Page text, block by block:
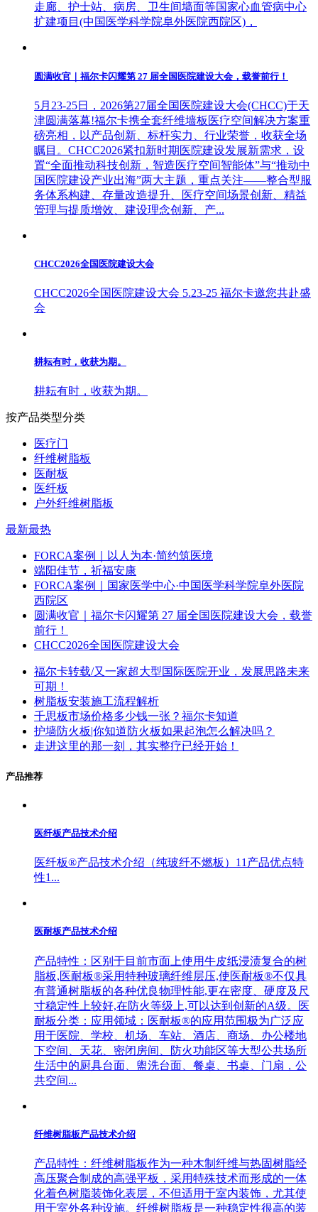
走廊、护士站、病房、卫生间墙面等国家心血管病中心
扩建项目(中国医学科学院阜外医院西院区)，
圆满收官｜福尔卡闪耀第 27 届全国医院建设大会，载誉前行！
5月23-25日，2026第27届全国医院建设大会(CHCC)于天
津圆满落幕!福尔卡携全套纤维墙板医疗空间解决方案重
磅亮相，以产品创新、标杆实力、行业荣誉，收获全场
瞩目。CHCC2026紧扣新时期医院建设发展新需求，设
置“全面推动科技创新，智造医疗空间智能体”与“推动中
国医院建设产业出海”两大主题，重点关注——整合型服
务体系构建、存量改造提升、医疗空间场景创新、精益
管理与提质增效、建设理念创新、产...
CHCC2026全国医院建设大会
CHCC2026全国医院建设大会 5.23-25 福尔卡邀您共赴盛
会
耕耘有时，收获为期。
耕耘有时，收获为期。
按产品类型分类
医疗门
纤维树脂板
医耐板
医纤板
户外纤维树脂板
最新最热
FORCA案例｜以人为本·简约筑医境
端阳佳节，祈福安康
FORCA案例｜国家医学中心·中国医学科学院阜外医院
西院区
圆满收官｜福尔卡闪耀第 27 届全国医院建设大会，载誉
前行！
CHCC2026全国医院建设大会
福尔卡转载/又一家超大型国际医院开业，发展思路未来
可期！
树脂板安装施工流程解析
千思板市场价格多少钱一张？福尔卡知道
护墙防火板|你知道防火板如果起泡怎么解决吗？
走进这里的那一刻，其实整疗已经开始！
产品推荐
医纤板产品技术介绍
医纤板®产品技术介绍（纯玻纤不燃板）11产品优点特
性1...
医耐板产品技术介绍
产品特性：区别于目前市面上使用牛皮纸浸渍复合的树
脂板,医耐板®采用特种玻璃纤维层压,使医耐板®不仅具
有普通树脂板的各种优良物理性能,更在密度、硬度及尺
寸稳定性上较好,在防火等级上,可以达到创新的A级。医
耐板分类：应用领域：医耐板®的应用范围极为广泛应
用于医院、学校、机场、车站、酒店、商场、办公楼地
下空间、天花、密闭房间、防火功能区等大型公共场所
生活中的厨具台面、盥洗台面、餐桌、书桌、门扇，公
共空间...
纤维树脂板产品技术介绍
产品特性：纤维树脂板作为一种木制纤维与热固树脂经
高压聚合制成的高强平板，采用特殊技术而形成的一体
化着色树脂装饰化表层，不但适用于室内装饰，尤其使
用于室外各种设施。纤维树脂板是一种稳定性很高的装